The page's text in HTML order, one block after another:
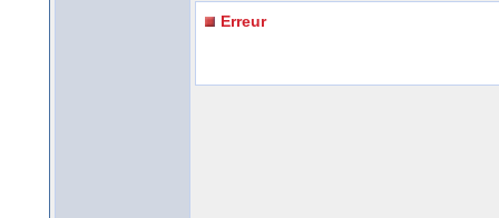
Erreur